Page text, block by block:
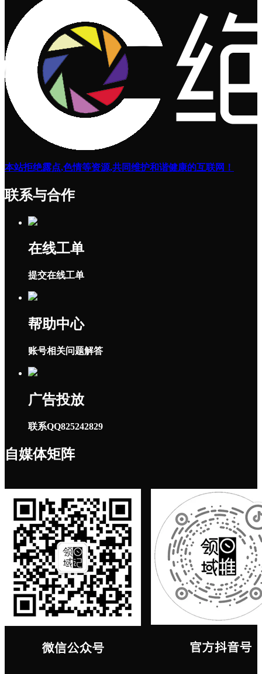
本站拒绝露点,色情等资源,共同维护和谐健康的互联网！
联系与合作
在线工单
提交在线工单
帮助中心
账号相关问题解答
广告投放
联系QQ825242829
自媒体矩阵